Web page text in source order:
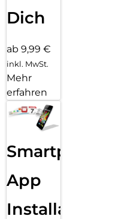
Dich
ab 9,99 €
inkl. MwSt.
Mehr
erfahren
Smartphone
App
Installation